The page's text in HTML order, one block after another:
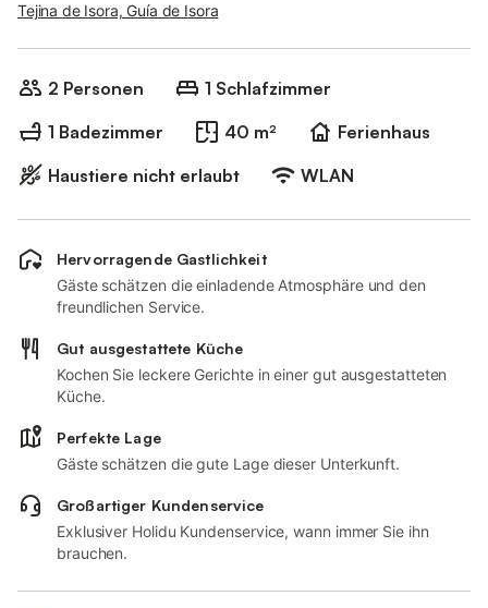
Tejina de Isora, Guía de Isora
2 Personen
1 Schlafzimmer
1 Badezimmer
40 m²
Ferienhaus
Haustiere nicht erlaubt
WLAN
Hervorragende Gastlichkeit
Gäste schätzen die einladende Atmosphäre und den
freundlichen Service.
Gut ausgestattete Küche
Kochen Sie leckere Gerichte in einer gut ausgestatteten
Küche.
Perfekte Lage
Gäste schätzen die gute Lage dieser Unterkunft.
Großartiger Kundenservice
Exklusiver Holidu Kundenservice, wann immer Sie ihn
brauchen.